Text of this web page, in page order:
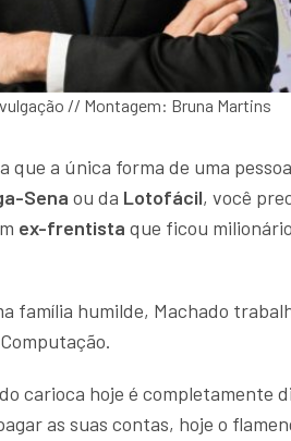
// Montagem: Bruna Martins
que a única forma de uma
Sena ou da Lotofácil, você
ex-frentista que ficou
família humilde, Machado
carioca hoje é completamente
as suas contas, hoje o